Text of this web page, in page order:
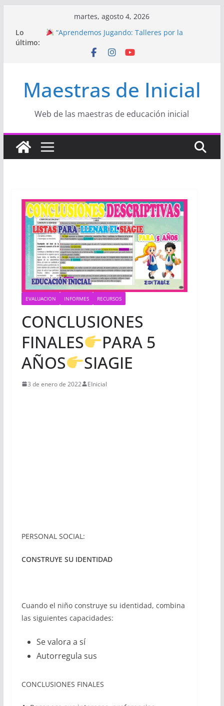
contenido
martes, agosto 4, 2026
Lo
último:
“Aprendemos Jugando: Talleres por la
“Celebramos con Alegría la Semana
Mamá hecho con amor
Hermosos dibujos para MAMÁ: colorea con
Manualidades HERMOSAS para mamá
Maestras de Inicial
Web de las maestras de educación inicial
EVALUACION INFORMES RECURSOS
CONCLUSIONES
FINALES
PARA 5
AÑOS
SIAGIE
3 de enero de 2022 EInicial
PERSONAL SOCIAL:
CONSTRUYE SU IDENTIDAD
Cuando el niño construye su identidad, combina
las siguientes capacidades:
Se valora a sí
Autorregula sus
CONCLUSIONES FINALES